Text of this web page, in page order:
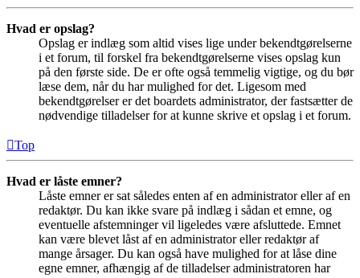
Hvad er opslag?
Opslag er indlæg som altid vises lige under bekendtgørelserne
i et forum, til forskel fra bekendtgørelserne vises opslag kun
på den første side. De er ofte også temmelig vigtige, og du bør
læse dem, når du har mulighed for det. Ligesom med
bekendtgørelser er det boardets administrator, der fastsætter de
nødvendige tilladelser for at kunne skrive et opslag i et forum.
Top
Hvad er låste emner?
Låste emner er sat således enten af en administrator eller af en
redaktør. Du kan ikke svare på indlæg i sådan et emne, og
eventuelle afstemninger vil ligeledes være afsluttede. Emnet
kan være blevet låst af en administrator eller redaktør af
mange årsager. Du kan også have mulighed for at låse dine
egne emner, afhængig af de tilladelser administratoren har